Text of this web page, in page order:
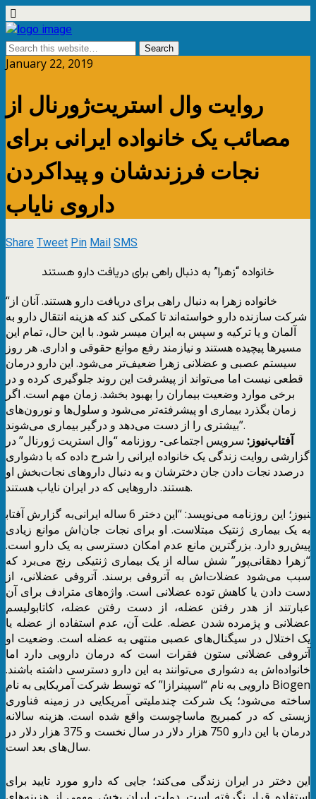
January 22, 2019
روایت وال استریت‌ژورنال از
مصائب یک خانواده ایرانی برای
نجات فرزندشان و پیداکردن
داروی نایاب
ShareTweetPinMailSMS
خانواده “زهرا” به دنبال راهی برای دریافت دارو هستند
“خانواده زهرا به دنبال راهی برای دریافت دارو هستند. آنان از
شرکت سازنده دارو خواسته‌اند تا کمکی کند که هزینه انتقال دارو به
آلمان و یا ترکیه و سپس به ایران میسر شود. با این حال، تمام این
مسیرها پیچیده هستند و نیازمند رفع موانع حقوقی و اداری. هر روز
سیستم عصبی و عضلانی زهرا ضعیف‌تر می‌شود. این دارو درمان
قطعی نیست اما می‌تواند از پیشرفت این روند جلوگیری کرده و در
برخی موارد وضعیت بیماران را بهبود بخشد. زمان مهم است. اگر
زمان بگذرد بیماری او پیشرفته‌تر می‌شود و سلول‌ها و نورون‌های
بیشتری را از دست می‌دهد و درگیر بیماری می‌شوند”.
آفتاب‌‌نیوز: سرویس اجتماعی- روزنامه “وال استریت ژورنال” در
گزارشی روایت زندگی یک خانواده ایرانی را شرح داده که با دشواری
درصدد نجات دادن جان دخترشان و به دنبال داروهای نجات‌بخش او
هستند. داروهایی که در ایران نایاب هستند.
به گزارش آفتاب‎نیوز؛ این روزنامه می‌نویسد: “این دختر 6 ساله ایرانی
به یک بیماری ژنتیک مبتلاست. او برای نجات جان‌اش موانع زیادی
پیش‌رو دارد. بزرگترین مانع عدم امکان دسترسی به یک دارو است.
“زهرا دهقانی‌پور” شش ساله از یک بیماری ژنتیکی رنج می‌برد که
سبب می‌شود عضلات‌اش به آتروفی برسند. آتروفی عضلانی، از
دست دادن یا کاهش توده عضلانی است. واژه‌های مترادف برای آن
عبارتند از هدر رفتن عضله، از دست رفتن عضله، کاتابولیسم
عضلانی و پژمرده شدن عضله. علت آن، عدم استفاده از عضله یا
یک اختلال در سیگنال‌های عصبی منتهی به عضله است. وضعیت او
آتروفی عضلانی ستون فقرات است که درمان دارویی دارد اما
خانواده‌اش به دشواری می‌توانند به این دارو دسترسی داشته باشند.
دارویی به نام “اسپینرازا” که توسط شرکت آمریکایی به نام Biogen
ساخته می‌شود؛ یک شرکت چندملیتی آمریکایی در زمینه فناوری
زیستی که در کمبریج ماساچوست واقع شده است. هزینه سالانه
درمان با این دارو 750 هزار دلار در سال نخست و 375 هزار دلار در
سال‌های بعد است.
این دختر در ایران زندگی می‌کند؛ جایی که دارو مورد تایید برای